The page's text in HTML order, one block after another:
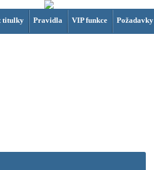
titulky Pravidla VIP funkce Požadavky